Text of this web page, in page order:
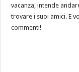
vacanza, intende
trovare i suoi amici. E
commenti!